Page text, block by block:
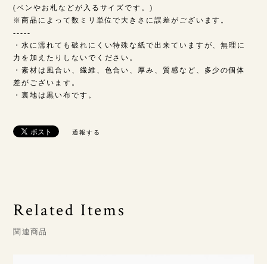
(ペンやお札などが入るサイズです。)
※商品によって数ミリ単位で大きさに誤差がございます。
-----
・水に濡れても破れにくい特殊な紙で出来ていますが、無理に
力を加えたりしないでください。
・素材は風合い、繊維、色合い、厚み、質感など、多少の個体
差がございます。
・裏地は黒い布です。
通報する
Related Items
関連商品